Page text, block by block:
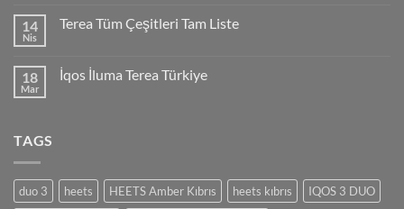
14
Nis
Terea Tüm Çeşitleri Tam Liste
18
Mar
İqos İluma Terea Türkiye
TAGS
duo 3 heets HEETS Amber Kıbrıs heets kıbrıs
IQOS 3 DUO